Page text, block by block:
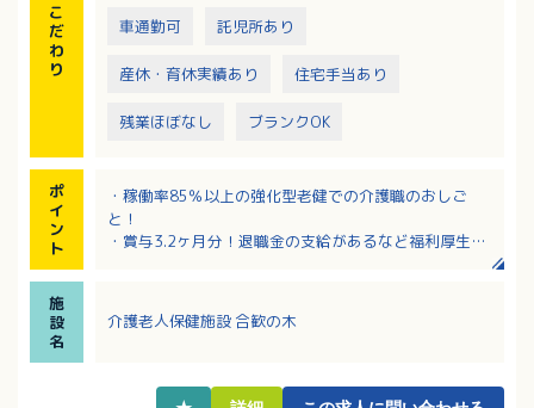
こ
だ
わ
り
車通勤可 託児所あり
産休・育休実績あり 住宅手当あり
残業ほぼなし ブランクOK
ポ
イ
ン
ト
・稼働率85％以上の強化型老健での介護職のおしご
と！
・賞与3.2ヶ月分！退職金の支給があるなど福利厚生充
・3ヶ月間プリセプターと同じシフトで勤務の為、ブラ
ンクのある方・施設経験浅い方も安心！
施
設
名
介護老人保健施設 合歓の木